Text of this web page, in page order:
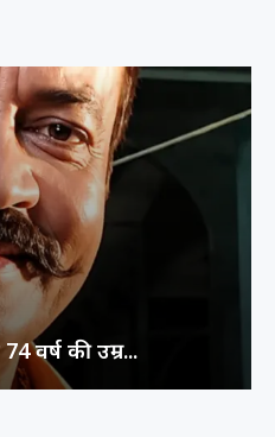
वर्ष की उम्र...